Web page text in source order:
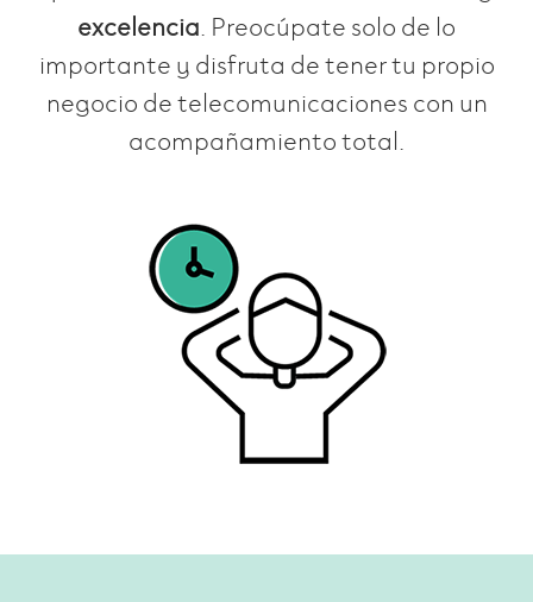
excelencia . Preocúpate solo de lo
importante y disfruta de tener tu propio
negocio de telecomunicaciones con un
acompañamiento total.